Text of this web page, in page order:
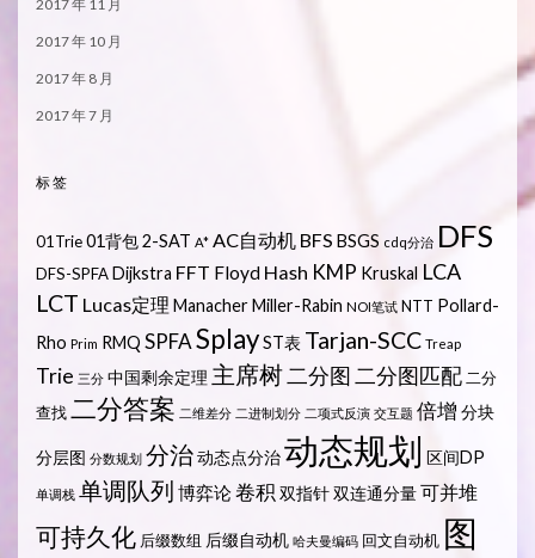
2017 年 11 月
2017 年 10 月
2017 年 8 月
2017 年 7 月
标签
01Trie01背包2-SAT A* AC自动机 BFS BSGS cdq分治 DFS
DFS-SPFADijkstra FFT Floyd Hash KMP Kruskal LCA
LCT Lucas定理 ManacherMiller-Rabin NOI笔试 NTT Pollard-
Rho Prim RMQ SPFASplayST表 Tarjan-SCC Treap
Trie 三分 中国剩余定理 主席树二分图 二分图匹配 二分
查找二分答案 二维差分 二进制划分 二项式反演 交互题 倍增 分块
分层图 分数规划 分治动态点分治动态规划 区间DP
单调栈 单调队列 博弈论卷积 双指针双连通分量可并堆
可持久化 后缀数组 后缀自动机 哈夫曼编码 回文自动机 图